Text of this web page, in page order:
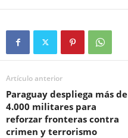
Artículo anterior
Paraguay despliega más de
4.000 militares para
reforzar fronteras contra
crimen y terrorismo